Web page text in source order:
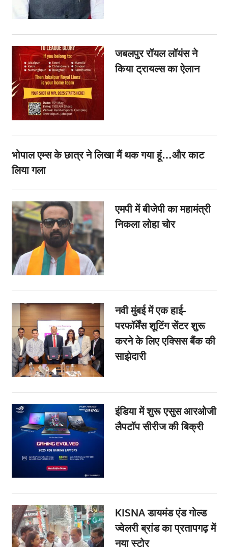
जबलपुर रॉयल लॉयंस ने
किया ट्रायल्स का ऐलान
भोपाल एम्स के छात्र ने लिखा मैं थक गया हूं…और काट
लिया गला
एमपी में बीजेपी का महामंत्री
निकला लोहा चोर
नवी मुंबई में एक हाई-
परफॉर्मेंस शूटिंग सेंटर शुरू
करने के लिए एक्सिस बैंक की
साझेदारी
इंडिया में शुरू एसुस आरओजी
लैपटॉप सीरीज की बिक्री
KISNA डायमंड एंड गोल्ड
ज्वेलरी ब्रांड का प्रतापगढ़ में
नया स्टोर